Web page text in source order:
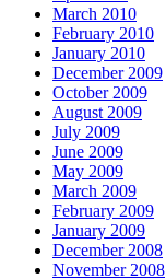
March 2010
February 2010
January 2010
December 2009
October 2009
August 2009
July 2009
June 2009
May 2009
March 2009
February 2009
January 2009
December 2008
November 2008